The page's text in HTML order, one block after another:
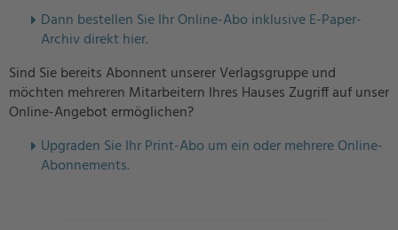
Dann bestellen Sie Ihr Online-Abo inklusive E-Paper-
Archiv direkt hier.
Sind Sie bereits Abonnent unserer Verlagsgruppe und
möchten mehreren Mitarbeitern Ihres Hauses Zugriff auf unser
Online-Angebot ermöglichen?
Upgraden Sie Ihr Print-Abo um ein oder mehrere Online-
Abonnements.